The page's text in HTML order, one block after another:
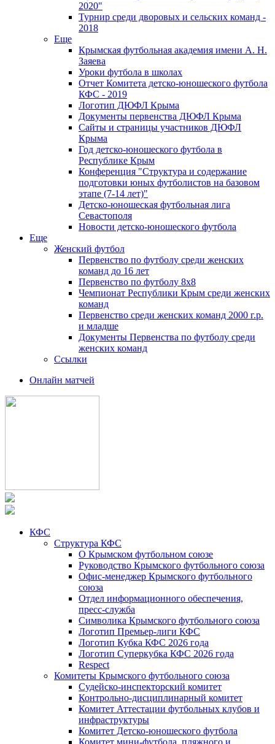
2020"
Турнир среди дворовых и сельских команд -
2018
Еще
Крымская футбольная академия имени А. Н.
Заяева
Уроки футбола в школах
Отчет Комитета детско-юношеского футбола
КФС - 2019
Логотип ДЮФЛ Крыма
Документы первенства ДЮФЛ Крыма
Сайты и страницы участников ДЮФЛ
Крыма
Год детско-юношеского футбола в
Республике Крым
Конференция "Структура и содержание
подготовки юных футболистов на базовом
этапе (7-14 лет)"
Детско-юношеская футбольная лига
Севастополя
Новости детско-юношеского футбола
Еще
Женский футбол
Первенство по футболу среди женских
команд до 16 лет
Первенство по футболу 8х8
Чемпионат Республики Крым среди женских
команд
Первенство среди женских команд 2000 г.р.
и младше
Документы Первенства по футболу среди
женских команд
Ссылки
Онлайн матчей
КФС
Структура КФС
О Крымском футбольном союзе
Руководство Крымского футбольного союза
Офис-менеджер Крымского футбольного
союза
Отдел информационного обеспечения,
пресс-служба
Символика Крымского футбольного союза
Логотип Премьер-лиги КФС
Логотип Кубка КФС 2026 года
Логотип Суперкубка КФС 2026 года
Respect
Комитеты Крымского футбольного союза
Судейско-инспекторский комитет
Контрольно-дисциплинарный комитет
Комитет Аттестации футбольных клубов и
инфраструктуры
Комитет Детско-юношеского футбола
Комитет мини-футбола, пляжного и